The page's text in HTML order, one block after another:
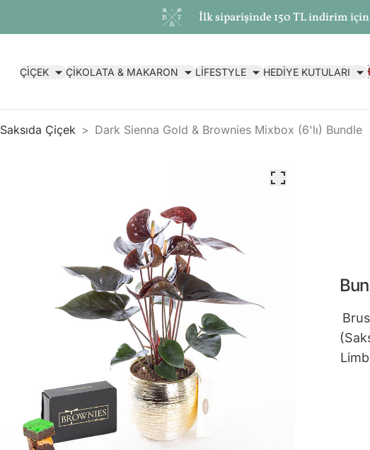
İlk siparişinde 150 TL indirim
ÇİÇEK ÇİKOLATA & MAKARON LİFESTYLE HEDİYE KUTULARI
Saksıda Çiçek Dark Sienna Gold & Brownies Mixbox (6'lı) Bundle